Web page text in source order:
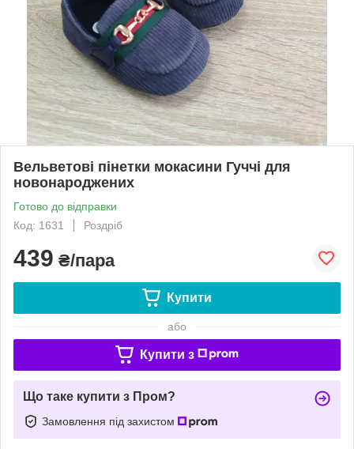
Вельветові пінетки мокасини Гуччі для
новонароджених
Готово до відправки
Код: 1631
Роздріб
439 ₴/пара
Купити
або
Купити з
Що таке купити з Пром?
Замовлення під захистом